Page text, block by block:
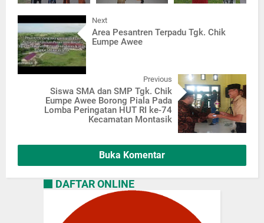
Next
Area Pesantren Terpadu Tgk. Chik
Eumpe Awee
Previous
Siswa SMA dan SMP Tgk. Chik
Eumpe Awee Borong Piala Pada
Lomba Peringatan HUT RI ke-74
Kecamatan Montasik
Buka Komentar
DAFTAR ONLINE